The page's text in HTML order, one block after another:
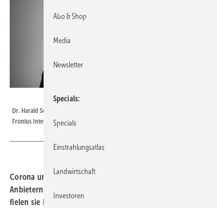
Dr. Harald Scherleitner ist CSO und Mitglied der Geschäftsführung von
Fronius International.
Corona und hohe Energiekosten bescherten den
Anbietern von Wechselrichtern einen Hype. Danach
fielen sie in ein Loch, harte Einschnitte folgten. Dr.
Abo & Shop
Media
Newsletter
Specials
Specials
Einstrahlungsatlas
Landwirtschaft
Investoren